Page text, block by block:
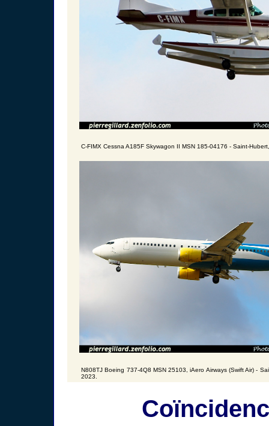
C-FIMX Cessna A185F Skywagon II MSN 185-04176 - Saint-
N808TJ Boeing 737-4Q8 MSN 25103, iAero Airways (Swift Air) -
2023.